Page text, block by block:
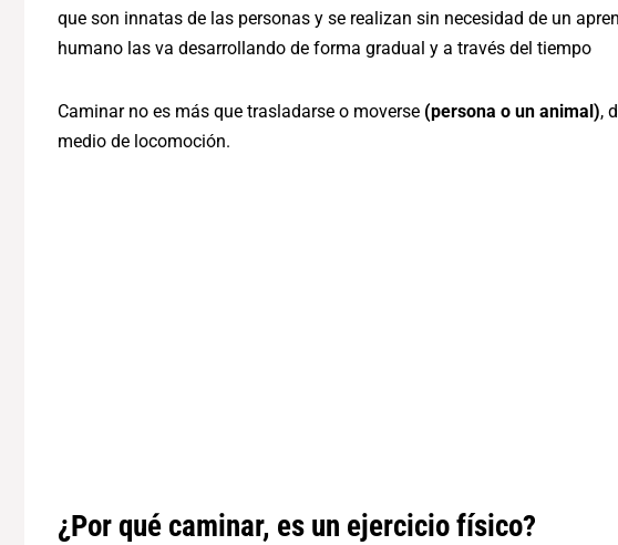
que son innatas de las personas y se realizan sin necesidad de un
humano las va desarrollando de forma gradual y a través del tiempo
Caminar no es más que trasladarse o moverse (persona o un animal),
medio de locomoción.
¿Por qué caminar, es un ejercicio físico?